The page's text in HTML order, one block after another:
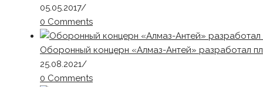
05.05.2017/
0 Comments
Оборонный концерн «Алмаз-Антей» разработал
25.08.2021/
0 Comments